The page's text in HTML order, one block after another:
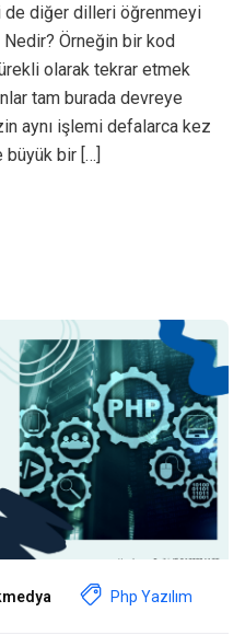
de diğer dilleri öğrenmeyi
Örneğin bir kod
olarak tekrar etmek
tam burada devreye
aynı işlemi defalarca kez
büyük bir […]
Php Yazılım